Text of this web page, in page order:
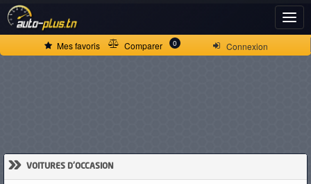
Connexion
Mes favoris Comparer 0
» VOITURES D'OCCASION
ACCUEIL